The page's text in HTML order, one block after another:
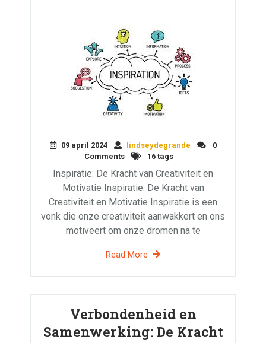
09 april 2024 lindseydegrande
0
Comments
16 tags
Inspiratie: De Kracht van Creativiteit en
Motivatie Inspiratie: De Kracht van
Creativiteit en Motivatie Inspiratie is een
vonk die onze creativiteit aanwakkert en ons
motiveert om onze dromen na te
Read More
Verbondenheid en
Samenwerking: De Kracht